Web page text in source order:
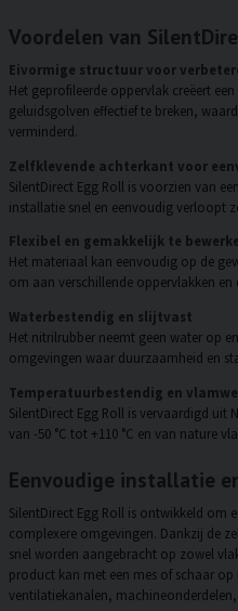
Voordelen van
Eivormige structuur voor
Het geprofileerde oppervlak creëert
geluidsgolven effectief te breken,
verminderd.
Zelfklevende achterkant voor
SilentDirect Egg Roll is voorzien van
installatie snel en eenvoudig verloopt
Flexibel en gemakkelijk te
Het materiaal kan eenvoudig op de
om aan verschillende oppervlakken
Waterbestendig en slijtvast
Het nitrilrubber neemt geen water op
omgevingen waar duurzaamheid en
Temperatuurbestendig en
SilentDirect Egg Roll is vervaardigd uit
van -50 °C tot +110 °C en van nature
Eenvoudige installatie
SilentDirect Egg Roll is ontwikkeld om
complexere omgevingen. Dankzij de
snel worden aangebracht op zowel
product kan met een mes of schaar
ventilatiekanalen, machineonderdelen,